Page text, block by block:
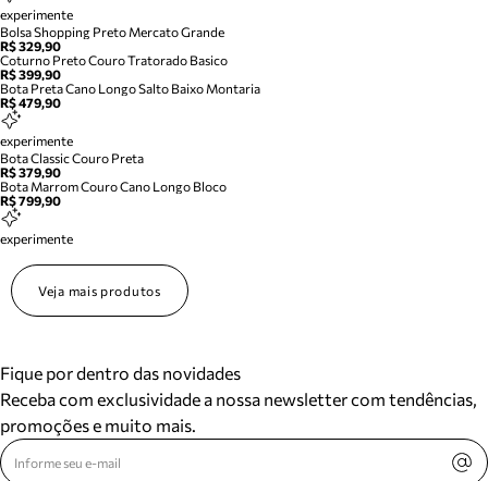
experimente
Bolsa Shopping Preto Mercato Grande
R$ 329,90
Coturno Preto Couro Tratorado Basico
R$ 399,90
Bota Preta Cano Longo Salto Baixo Montaria
R$ 479,90
experimente
Bota Classic Couro Preta
R$ 379,90
Bota Marrom Couro Cano Longo Bloco
R$ 799,90
experimente
Veja mais produtos
Fique por dentro das novidades
Receba com exclusividade a nossa newsletter com tendências,
promoções e muito mais.